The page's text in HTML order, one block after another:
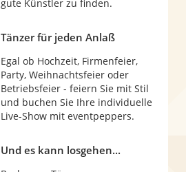
gute Künstler zu finden.
Tänzer für jeden Anlaß
Egal ob Hochzeit, Firmenfeier,
Party, Weihnachtsfeier oder
Betriebsfeier - feiern Sie mit Stil
und buchen Sie Ihre individuelle
Live-Show mit eventpeppers.
Und es kann losgehen...